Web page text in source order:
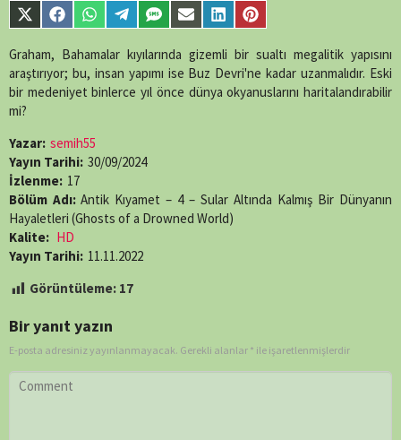
parts/content-
single-
line89
Share
on
X
(Twitter)
Share
on
Facebook
Share
on
WhatsApp
Share
on
Telegram
Share
on
SMS
Share
on
Email
Share
on
LinkedIn
Share
on
Pinterest
Graham, Bahamalar kıyılarında gizemli bir sualtı megalitik yapısını
araştırıyor; bu, insan yapımı ise Buz Devri'ne kadar uzanmalıdır. Eski
bir medeniyet binlerce yıl önce dünya okyanuslarını haritalandırabilir
mi?
Yazar: semih55
Yayın Tarihi: 30/09/2024
İzlenme: 17
Bölüm Adı: Antik Kıyamet – 4 – Sular Altında Kalmış Bir Dünyanın
Hayaletleri (Ghosts of a Drowned World)
Kalite: HD
Yayın Tarihi: 11.11.2022
Görüntüleme: 17
Bir yanıt yazın
E-posta adresiniz yayınlanmayacak. Gerekli alanlar * ile işaretlenmişlerdir